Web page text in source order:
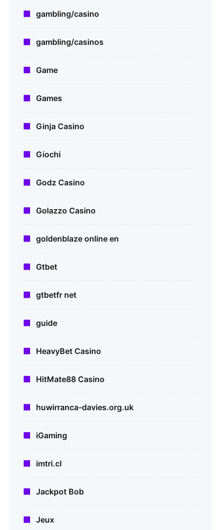
gambling/casino
gambling/casinos
Game
Games
Ginja Casino
Giochi
Godz Casino
Golazzo Casino
goldenblaze online en
Gtbet
gtbetfr net
guide
HeavyBet Casino
HitMate88 Casino
huwirranca-davies.org.uk
iGaming
imtri.cl
Jackpot Bob
Jeux